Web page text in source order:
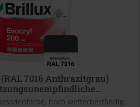
7016 Anthrazitgrau)
hoch wetterbeständig,